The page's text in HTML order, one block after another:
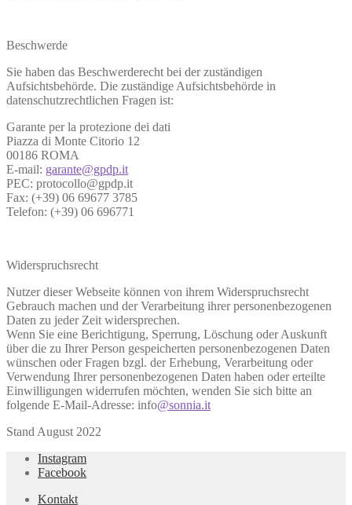
Beschwerde
Sie haben das Beschwerderecht bei der zuständigen
Aufsichtsbehörde. Die zuständige Aufsichtsbehörde in
datenschutzrechtlichen Fragen ist:
Garante per la protezione dei dati
Piazza di Monte Citorio 12
00186 ROMA
E-mail: garante@gpdp.it
PEC: protocollo@gpdp.it
Fax: (+39) 06 69677 3785
Telefon: (+39) 06 696771
Widerspruchsrecht
Nutzer dieser Webseite können von ihrem Widerspruchsrecht
Gebrauch machen und der Verarbeitung ihrer personenbezogenen
Daten zu jeder Zeit widersprechen.
Wenn Sie eine Berichtigung, Sperrung, Löschung oder Auskunft
über die zu Ihrer Person gespeicherten personenbezogenen Daten
wünschen oder Fragen bzgl. der Erhebung, Verarbeitung oder
Verwendung Ihrer personenbezogenen Daten haben oder erteilte
Einwilligungen widerrufen möchten, wenden Sie sich bitte an
folgende E-Mail-Adresse: info@sonnia.it
Stand August 2022
Instagram
Facebook
Kontakt